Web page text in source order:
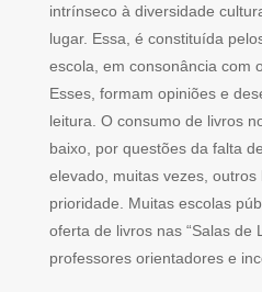
intrínseco à diversidade
lugar. Essa, é constituída
escola, em consonância com
Esses, formam opiniões e
leitura. O consumo de livros
baixo, por questões da falta
elevado, muitas vezes,
prioridade. Muitas escolas
oferta de livros nas “Salas de
professores orientadores e